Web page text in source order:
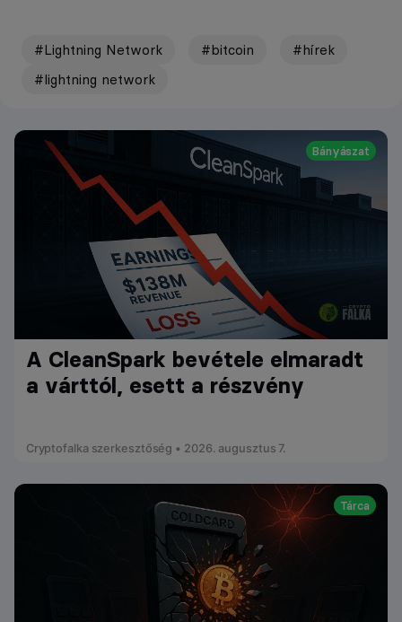
#Lightning Network #bitcoin
#hírek
#lightning network
Bányászat
A CleanSpark bevétele elmaradt
a várttól, esett a részvény
Cryptofalka szerkesztőség • 2026. augusztus 7.
Tárca